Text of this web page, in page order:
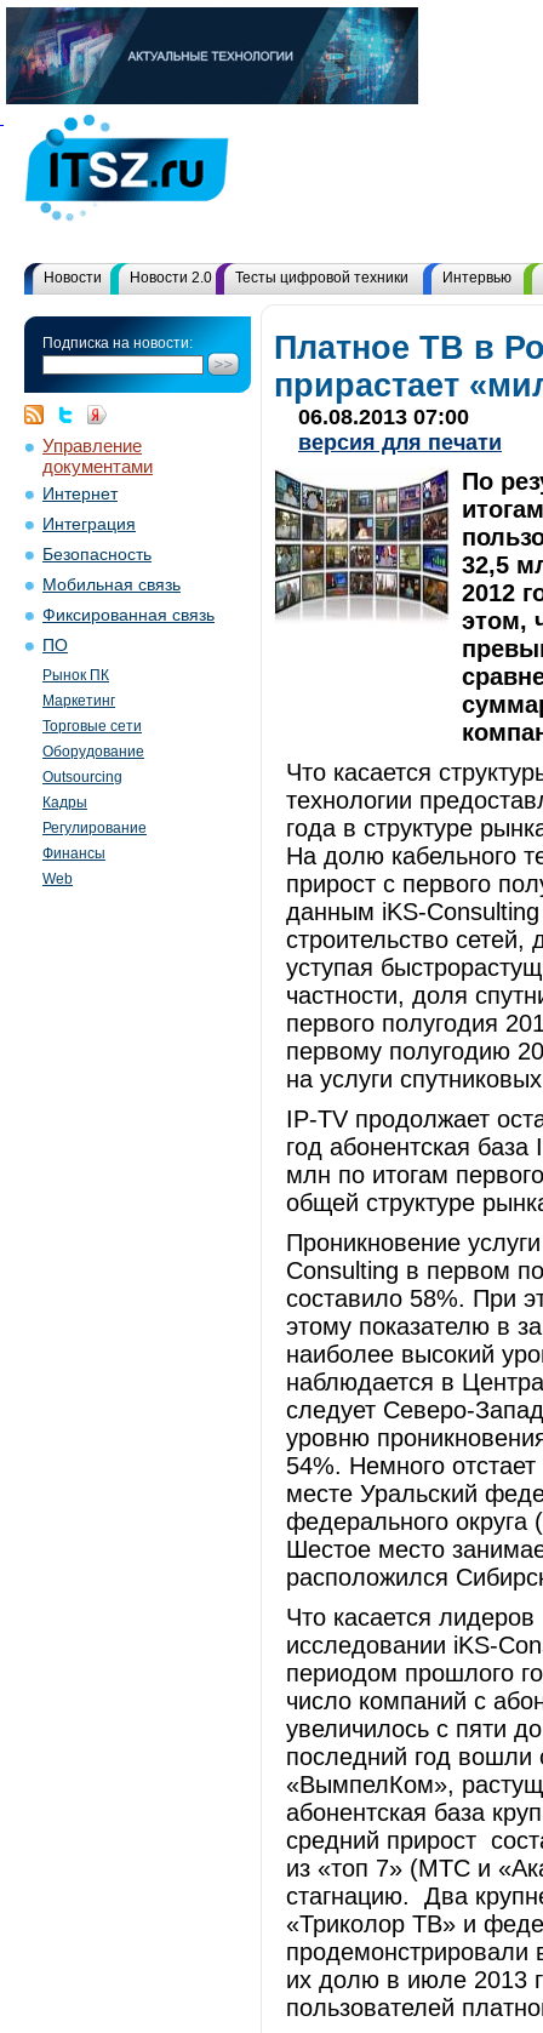
Новости Новости 2.0 Тесты цифровой техники Интервью
Подписка на новости:
Управление
документами
Интернет
Интеграция
Безопасность
Мобильная связь
Фиксированная связь
ПО
Рынок ПК
Маркетинг
Торговые сети
Оборудование
Outsourcing
Кадры
Регулирование
Финансы
Web
Платное ТВ в
прирастает
06.08.2013 07:00
версия для печати
По
32,5
2012
этом,
Что касается
технологии
года в структуре
На долю кабельного
прирост с первого
данным iKS-
строительство
уступая
частности, доля
первого полугодия
первому полугодию
на услуги
IP-TV продолжает
год абонентская
млн по итогам
общей структуре
Проникновение
Consulting в первом
составило 58%. При
этому показателю в
наиболее высокий
наблюдается в
следует Северо-
уровню
54%. Немного
месте Уральский
федерального округа
Шестое место
расположился
Что касается
исследовании iKS-
периодом прошлого
число компаний с
увеличилось с пяти
последний год вошли
«ВымпелКом»,
абонентская база
средний прирост
из «топ 7» (МТС и
стагнацию. Два
«Триколор ТВ» и
продемонстрировали
их долю в июле 2013
пользователей